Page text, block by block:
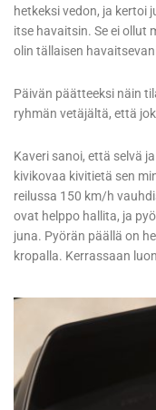
hetkeksi vedon, ja kertoi
itse havaitsin. Se ei ollut
olin tällaisen
Päivän päätteeksi näin
ryhmän vetäjältä, että
Kaveri sanoi, että selvä
kivikovaa kivitietä sen
reilussa 150 km/h
ovat helppo hallita, ja
juna. Pyörän päällä on
kropalla. Kerrassaan